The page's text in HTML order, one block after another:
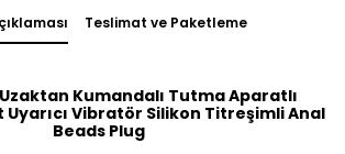
Teslimat ve Paketleme
Kumandalı Tutma Aparatlı
Vibratör Silikon Titreşimli Anal
Beads Plug